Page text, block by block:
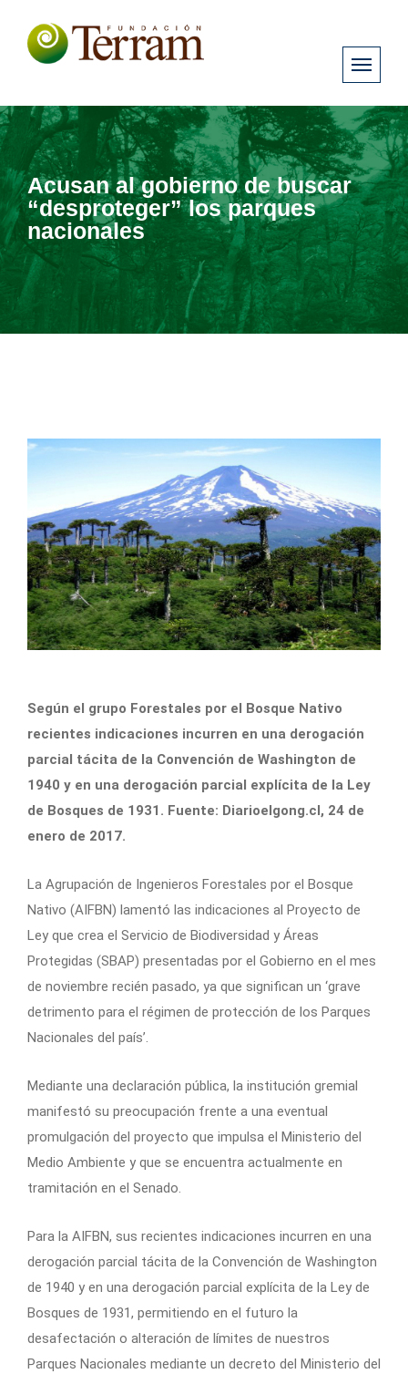
Acusan al gobierno de buscar
“desproteger” los parques
nacionales
Según el grupo Forestales por el Bosque Nativo
recientes indicaciones incurren en una derogación
parcial tácita de la Convención de Washington de
1940 y en una derogación parcial explícita de la Ley
de Bosques de 1931. Fuente: Diarioelgong.cl, 24 de
enero de 2017.
La Agrupación de Ingenieros Forestales por el Bosque
Nativo (AIFBN) lamentó las indicaciones al Proyecto de
Ley que crea el Servicio de Biodiversidad y Áreas
Protegidas (SBAP) presentadas por el Gobierno en el mes
de noviembre recién pasado, ya que significan un ‘grave
detrimento para el régimen de protección de los Parques
Nacionales del país’.
Mediante una declaración pública, la institución gremial
manifestó su preocupación frente a una eventual
promulgación del proyecto que impulsa el Ministerio del
Medio Ambiente y que se encuentra actualmente en
tramitación en el Senado.
Para la AIFBN, sus recientes indicaciones incurren en una
derogación parcial tácita de la Convención de Washington
de 1940 y en una derogación parcial explícita de la Ley de
Bosques de 1931, permitiendo en el futuro la
desafectación o alteración de límites de nuestros
Parques Nacionales mediante un decreto del Ministerio del